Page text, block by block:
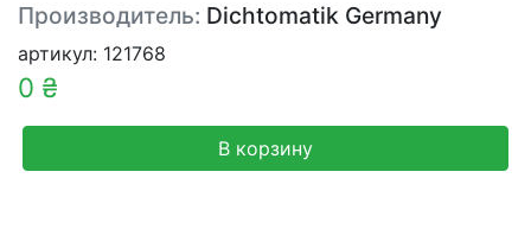
Производитель: Dichtomatik Germany
артикул: 121768
0 ₴
В корзину